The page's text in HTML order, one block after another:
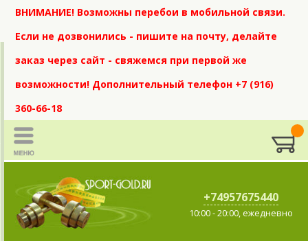
ВНИМАНИЕ! Возможны перебои в мобильной связи.
Если не дозвонились - пишите на почту, делайте
заказ через сайт - свяжемся при первой же
возможности! Дополнительный телефон +7 (916)
360-66-18
+74957675440
10:00 - 20:00, ежедневно